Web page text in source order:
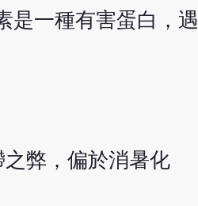
是一種有害蛋白，遇
弊，偏於消暑化